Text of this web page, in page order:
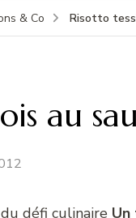
& Co Risotto
au
défi culinaire Un